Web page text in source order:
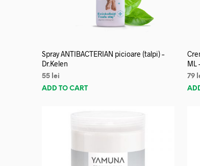
Spray ANTIBACTERIAN picioare (talpi) –
Dr.Kelen
55 lei
ADD TO CART
ML
79